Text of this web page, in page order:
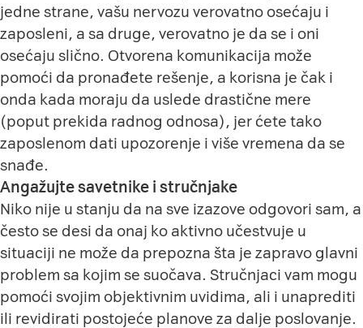
jedne strane, vašu nervozu verovatno osećaju i
zaposleni, a sa druge, verovatno je da se i oni
osećaju slično. Otvorena komunikacija može
pomoći da pronađete rešenje, a korisna je čak i
onda kada moraju da uslede drastične mere
(poput prekida radnog odnosa), jer ćete tako
zaposlenom dati upozorenje i više vremena da se
snađe.
Angažujte savetnike i stručnjake
Niko nije u stanju da na sve izazove odgovori sam, a
često se desi da onaj ko aktivno učestvuje u
situaciji ne može da prepozna šta je zapravo glavni
problem sa kojim se suočava. Stručnjaci vam mogu
pomoći svojim objektivnim uvidima, ali i unaprediti
ili revidirati postojeće planove za dalje poslovanje.